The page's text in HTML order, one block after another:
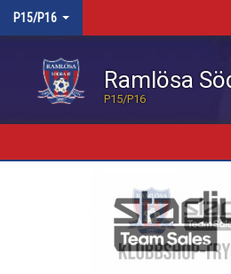
P15/P16
Ramlösa
P15/P16